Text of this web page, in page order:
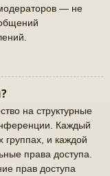
— не
на структурные
Каждый
группах, и каждой
права доступа.
прав доступа